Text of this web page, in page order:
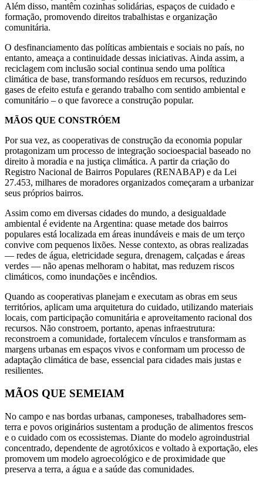
Além disso, mantêm cozinhas solidárias, espaços de cuidado e
formação, promovendo direitos trabalhistas e organização
comunitária.
O desfinanciamento das políticas ambientais e sociais no país, no
entanto, ameaça a continuidade dessas iniciativas. Ainda assim, a
reciclagem com inclusão social continua sendo uma política
climática de base, transformando resíduos em recursos, reduzindo
gases de efeito estufa e gerando trabalho com sentido ambiental e
comunitário – o que favorece a construção popular.
MÃOS QUE CONSTRÓEM
Por sua vez, as cooperativas de construção da economia popular
protagonizam um processo de integração socioespacial baseado no
direito à moradia e na justiça climática. A partir da criação do
Registro Nacional de Bairros Populares (RENABAP) e da Lei
27.453, milhares de moradores organizados começaram a urbanizar
seus próprios bairros.
Assim como em diversas cidades do mundo, a desigualdade
ambiental é evidente na Argentina: quase metade dos bairros
populares está localizada em áreas inundáveis e mais de um terço
convive com pequenos lixões. Nesse contexto, as obras realizadas
— redes de água, eletricidade segura, drenagem, calçadas e áreas
verdes — não apenas melhoram o habitat, mas reduzem riscos
climáticos, como inundações e incêndios.
Quando as cooperativas planejam e executam as obras em seus
territórios, aplicam uma arquitetura do cuidado, utilizando materiais
locais, com participação comunitária e aproveitamento racional dos
recursos. Não constroem, portanto, apenas infraestrutura:
reconstroem a comunidade, fortalecem vínculos e transformam as
margens urbanas em espaços vivos e conformam um processo de
adaptação climática de base, essencial para cidades mais justas e
resilientes.
MÃOS QUE SEMEIAM
No campo e nas bordas urbanas, camponeses, trabalhadores sem-
terra e povos originários sustentam a produção de alimentos frescos
e o cuidado com os ecossistemas. Diante do modelo agroindustrial
concentrado, dependente de agrotóxicos e voltado à exportação, eles
promovem um modelo agroecológico e de proximidade que
preserva a terra, a água e a saúde das comunidades.